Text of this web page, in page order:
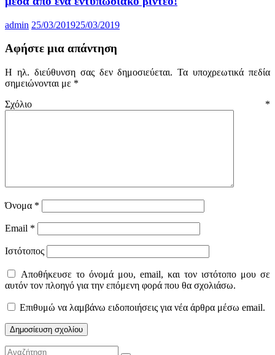
admin 25/03/201925/03/2019
Αφήστε μια απάντηση
Η ηλ. διεύθυνση σας δεν δημοσιεύεται. Τα υποχρεωτικά πεδία
σημειώνονται με *
Σχόλιο *
Όνομα *
Email *
Ιστότοπος
Αποθήκευσε το όνομά μου, email, και τον ιστότοπο μου σε
αυτόν τον πλοηγό για την επόμενη φορά που θα σχολιάσω.
Επιθυμώ να λαμβάνω ειδοποιήσεις για νέα άρθρα μέσω email.